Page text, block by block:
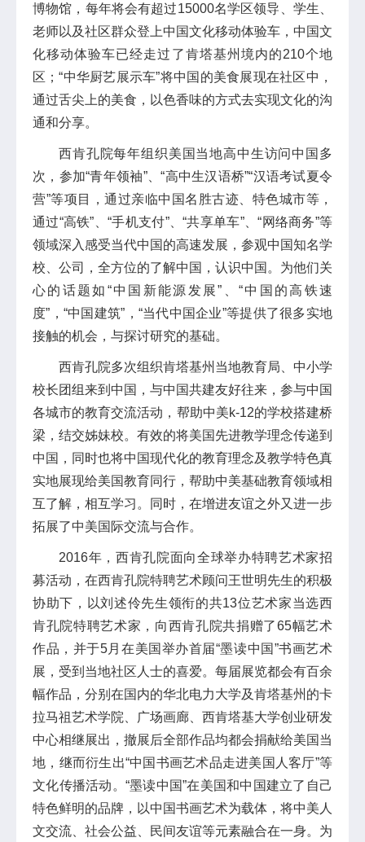
博物馆，每年将会有超过15000名学区领导、学生、
老师以及社区群众登上中国文化移动体验车，中国文
化移动体验车已经走过了肯塔基州境内的210个地
区；“中华厨艺展示车”将中国的美食展现在社区中，
通过舌尖上的美食，以色香味的方式去实现文化的沟
通和分享。
西肯孔院每年组织美国当地高中生访问中国多
次，参加“青年领袖”、“高中生汉语桥”“汉语考试夏令
营”等项目，通过亲临中国名胜古迹、特色城市等，
通过“高铁”、“手机支付”、“共享单车”、“网络商务”等
领域深入感受当代中国的高速发展，参观中国知名学
校、公司，全方位的了解中国，认识中国。为他们关
心的话题如“中国新能源发展”、“中国的高铁速
度”，“中国建筑”，“当代中国企业”等提供了很多实地
接触的机会，与探讨研究的基础。
西肯孔院多次组织肯塔基州当地教育局、中小学
校长团组来到中国，与中国共建友好往来，参与中国
各城市的教育交流活动，帮助中美k-12的学校搭建桥
梁，结交姊妹校。有效的将美国先进教学理念传递到
中国，同时也将中国现代化的教育理念及教学特色真
实地展现给美国教育同行，帮助中美基础教育领域相
互了解，相互学习。同时，在增进友谊之外又进一步
拓展了中美国际交流与合作。
2016年，西肯孔院面向全球举办特聘艺术家招
募活动，在西肯孔院特聘艺术顾问王世明先生的积极
协助下，以刘述伶先生领衔的共13位艺术家当选西
肯孔院特聘艺术家，向西肯孔院共捐赠了65幅艺术
作品，并于5月在美国举办首届“墨读中国”书画艺术
展，受到当地社区人士的喜爱。每届展览都会有百余
幅作品，分别在国内的华北电力大学及肯塔基州的卡
拉马祖艺术学院、广场画廊、西肯塔基大学创业研发
中心相继展出，撤展后全部作品均都会捐献给美国当
地，继而衍生出“中国书画艺术品走进美国人客厅”等
文化传播活动。“墨读中国”在美国和中国建立了自己
特色鲜明的品牌，以中国书画艺术为载体，将中美人
文交流、社会公益、民间友谊等元素融合在一身。为